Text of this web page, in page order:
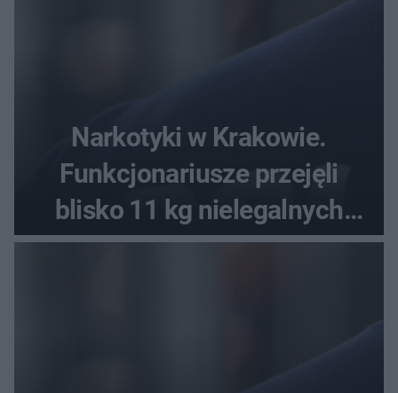
Narkotyki w Krakowie.
Funkcjonariusze przejęli
blisko 11 kg nielegalnych
substancji